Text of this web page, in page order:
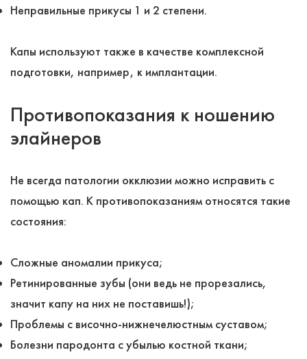
Неправильные прикусы 1 и 2 степени.
Капы используют также в качестве комплексной
подготовки, например, к имплантации.
Противопоказания к ношению
элайнеров
Не всегда патологии окклюзии можно исправить с
помощью кап. К противопоказаниям относятся такие
состояния:
Сложные аномалии прикуса;
Ретинированные зубы (они ведь не прорезались,
значит капу на них не поставишь!);
Проблемы с височно-нижнечелюстным суставом;
Болезни пародонта с убылью костной ткани;